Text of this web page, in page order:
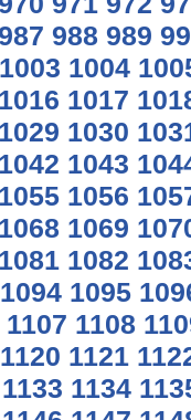
988 989
1003 1004
1016 1017
1029 1030
1042 1043
1055 1056
1068 1069
1081 1082
1094 1095
1107 1108
1120 1121
1133 1134